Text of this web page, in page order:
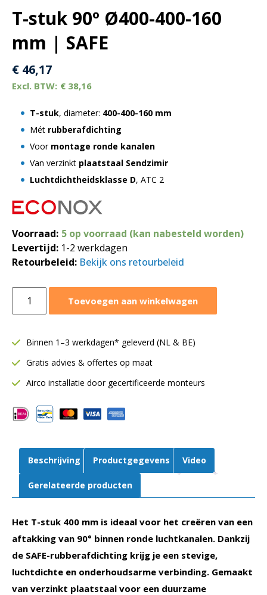
T-stuk 90º Ø400-400-160
mm | SAFE
€ 46,17
€ 38,16
T-stuk, diameter: 400-400-160 mm
Mét rubberafdichting
Voor montage ronde kanalen
Van verzinkt plaatstaal Sendzimir
Luchtdichtheidsklasse D, ATC 2
Voorraad: 5 op voorraad (kan nabesteld worden)
Levertijd: 1-2 werkdagen
Retourbeleid: Bekijk ons retourbeleid
stuk
Ø400-
160
mm
SAFE
aantal
Toevoegen aan winkelwagen
Binnen 1–3 werkdagen* geleverd (NL & BE)
Gratis advies & offertes op maat
Airco installatie door gecertificeerde monteurs
Beschrijving Productgegevens Video
Gerelateerde producten
Het T-stuk 400 mm is ideaal voor het creëren van een
aftakking van 90° binnen ronde luchtkanalen. Dankzij
de SAFE-rubberafdichting krijg je een stevige,
luchtdichte en onderhoudsarme verbinding. Gemaakt
van verzinkt plaatstaal voor een duurzame